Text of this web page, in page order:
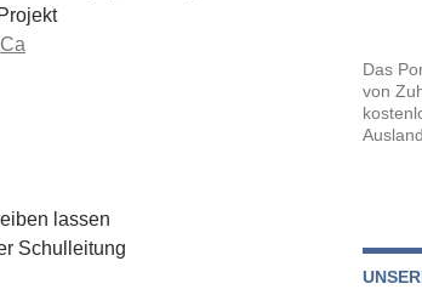
lassen
Schulleitung
Das
von